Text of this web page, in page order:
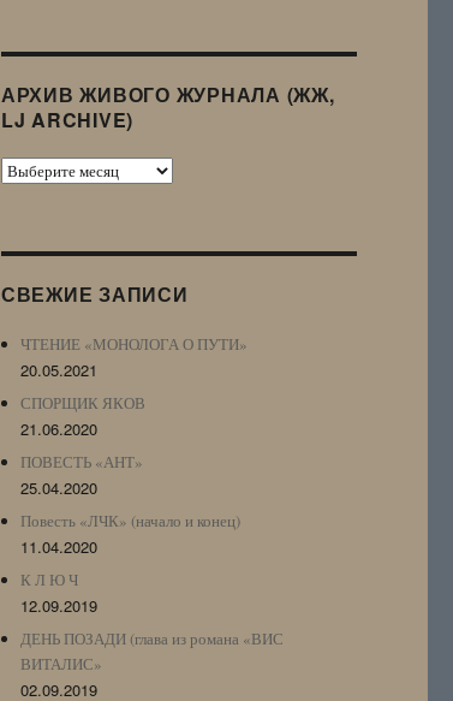
АРХИВ ЖИВОГО ЖУРНАЛА (ЖЖ,
LJ ARCHIVE)
Архив
Archive)
СВЕЖИЕ ЗАПИСИ
ЧТЕНИЕ «МОНОЛОГА О ПУТИ»
20.05.2021
СПОРЩИК ЯКОВ
21.06.2020
ПОВЕСТЬ «АНТ»
25.04.2020
Повесть «ЛЧК» (начало и конец)
11.04.2020
К Л Ю Ч
12.09.2019
ДЕНЬ ПОЗАДИ (глава из романа «ВИС
ВИТАЛИС»
02.09.2019